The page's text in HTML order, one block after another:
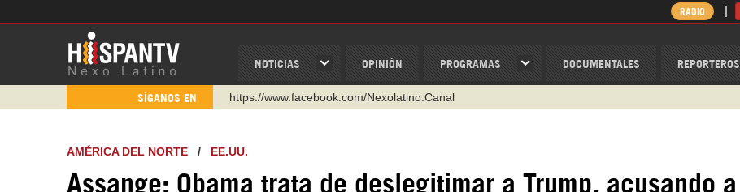
NOTICIAS OPINIÓN PROGRAMAS DOCUMENTALES REPORTEROS
RADIO
SÍGANOS EN
https://www.youtube.com/@nexo_latino
https://t.me/hispantvcanal
AMÉRICA DEL NORTE / EE.UU.
Assange: Obama trata de deslegitimar a Trump, acusando a